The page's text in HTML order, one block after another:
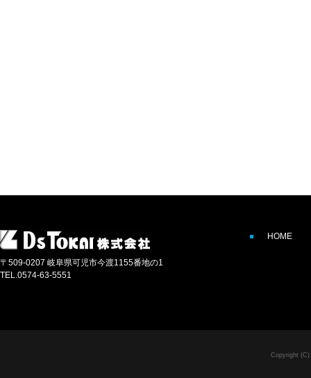
〒509-0207 岐阜県可児市今渡1155番地の1
TEL.0574-63-5551
HOME
Copyright